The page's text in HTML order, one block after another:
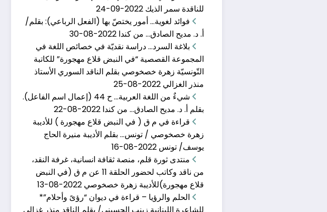
ديسمبر 10, 2022
اذكروا محاسن موتاكم بقلم: منذر فالح الغزالي طُلب منّي
كلمة المنتدى في مهر
يونيو 6, 2017
أَشكُو إليكم وجُرحُ القلبِ في الصمَمِ ماذا أقولُ
قراءة نقديّة في ديو
يوليو 18, 2024
للناقدة سمر الذيك 2022-09-24
فوائد لغوية… أمور يختصّ بها (الفعل الرباعي): بقلم/
أ. د. مديح الصادق… من كندا 2022-08-30
بلاغة السرد… دراسة نقديّة في خصائص اللغة في
المجموعة القصصية “في النبض قلاع مهجورة” للكاتبة
التّونسيّة زهرة خصخوصي بقلم الناقد السوري الأستاذ
منذر الغزالي 2022-08-25
شيءٌ من اللغة العربية… ح 44 (إعمال اسم الفاعل).
بقلم أ. د. مديح الصادق… من كندا 2022-08-22
قراءة في م ق ( في النبض قلاع مهجورة ) للأديبة
زهرة خصخوصي / تونس… بقلم الأديبة منيرة الحاج
يوسف/ تونس 2022-08-16
منتدى ثورة قلم، منصة ثقافة انسانية، غرفة النقد،
من ناقد وكاتب لحضور الحلقة 11 عن م ق (في النبض
قلاع مهجورة)للأديبة زهرة خصخوصي 2022-08-13
الحلم والرؤيا – قراءة في ديوان “رؤىً وأحلام”*